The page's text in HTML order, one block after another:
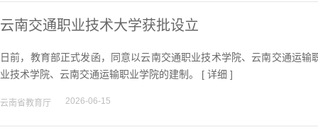
云南交通职业技术大学获批设立
日前，教育部正式发函，同意以云南交通职业技术学院、云南交通运
业技术学院、云南交通运输职业学院的建制。 [ 详细 ]
云南省教育厅 2026-06-15